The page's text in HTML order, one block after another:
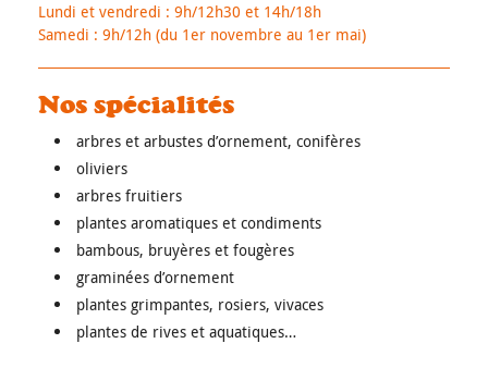
Lundi et vendredi : 9h/12h30 et 14h/18h
Samedi : 9h/12h (du 1er novembre au 1er mai)
Nos spécialités
arbres et arbustes d’ornement, conifères
oliviers
arbres fruitiers
plantes aromatiques et condiments
bambous, bruyères et fougères
graminées d’ornement
plantes grimpantes, rosiers, vivaces
plantes de rives et aquatiques…